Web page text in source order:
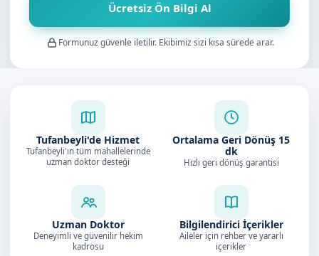
Ücretsiz Ön Bilgi Al
Formunuz güvenle iletilir. Ekibimiz sizi kısa sürede arar.
Tufanbeyli'de Hizmet
Tufanbeyli'ın tüm mahallelerinde
uzman doktor desteği
Ortalama Geri Dönüş 15
dk
Hızlı geri dönüş garantisi
Uzman Doktor
Deneyimli ve güvenilir hekim
kadrosu
Bilgilendirici İçerikler
Aileler için rehber ve yararlı
içerikler